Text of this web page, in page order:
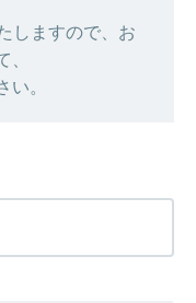
しますので、お
、
い。